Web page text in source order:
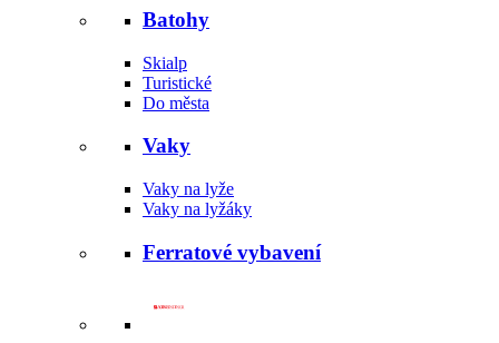
Batohy
Skialp
Turistické
Do města
Vaky
Vaky na lyže
Vaky na lyžáky
Ferratové vybavení